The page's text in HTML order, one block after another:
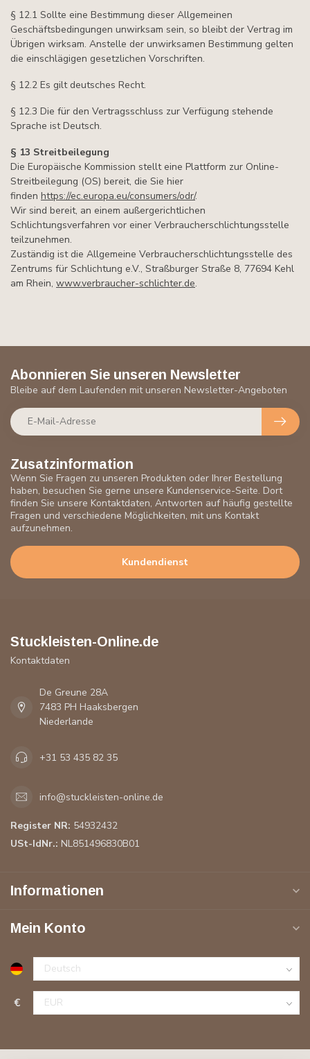
§ 12.1 Sollte eine Bestimmung dieser Allgemeinen
Geschäftsbedingungen unwirksam sein, so bleibt der Vertrag im
Übrigen wirksam. Anstelle der unwirksamen Bestimmung gelten
die einschlägigen gesetzlichen Vorschriften.
§ 12.2 Es gilt deutsches Recht.
§ 12.3 Die für den Vertragsschluss zur Verfügung stehende
Sprache ist Deutsch.
§ 13 Streitbeilegung
Die Europäische Kommission stellt eine Plattform zur Online-
Streitbeilegung (OS) bereit, die Sie hier
finden https://ec.europa.eu/consumers/odr/.
Wir sind bereit, an einem außergerichtlichen
Schlichtungsverfahren vor einer Verbraucherschlichtungsstelle
teilzunehmen.
Zuständig ist die Allgemeine Verbraucherschlichtungsstelle des
Zentrums für Schlichtung e.V., Straßburger Straße 8, 77694 Kehl
am Rhein, www.verbraucher-schlichter.de.
Zusatzinformation
Wenn Sie Fragen zu unseren Produkten oder Ihrer Bestellung
haben, besuchen Sie gerne unsere Kundenservice-Seite. Dort
finden Sie unsere Kontaktdaten, Antworten auf häufig gestellte
Fragen und verschiedene Möglichkeiten, mit uns Kontakt
aufzunehmen.
Kundendienst
Abonnieren Sie unseren Newsletter
Bleibe auf dem Laufenden mit unseren Newsletter-Angeboten
Stuckleisten-Online.de
Kontaktdaten
De Greune 28A
7483 PH Haaksbergen
Niederlande
+31 53 435 82 35
info@stuckleisten-online.de
Register NR: 54932432
USt-IdNr.: NL851496830B01
Informationen
Mein Konto
€